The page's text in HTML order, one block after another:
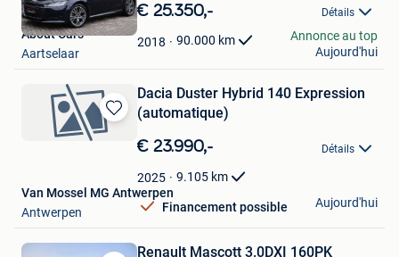
Mes
Favoris
€ 25.350,- Détails
2018 90.000 km
About Cars
Aartselaar
Annonce au top
Aujourd'hui
Sauvegarder
Dacia Duster Hybrid 140 Expression
(automatique)
€ 23.990,- Détails
2025 9.105 km
Financement possible
Van Mossel MG Antwerpen
Antwerpen
Aujourd'hui
Renault Mascott 3.0DXI 160PK